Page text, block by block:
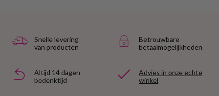
Snelle levering
van producten
Betrouwbare
betaalmogelijkheden
Altijd 14 dagen
bedenktijd
Advies in onze echte
winkel